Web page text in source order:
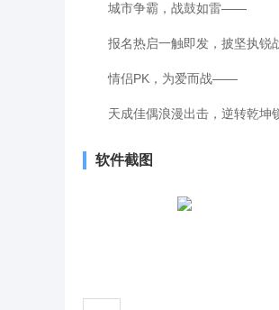
城市争霸，战鼓如雷——
报名热启一触即发，披坚执锐
情侣PK，为爱而战——
天成佳偶浪漫出击，逆转乾坤
软件截图